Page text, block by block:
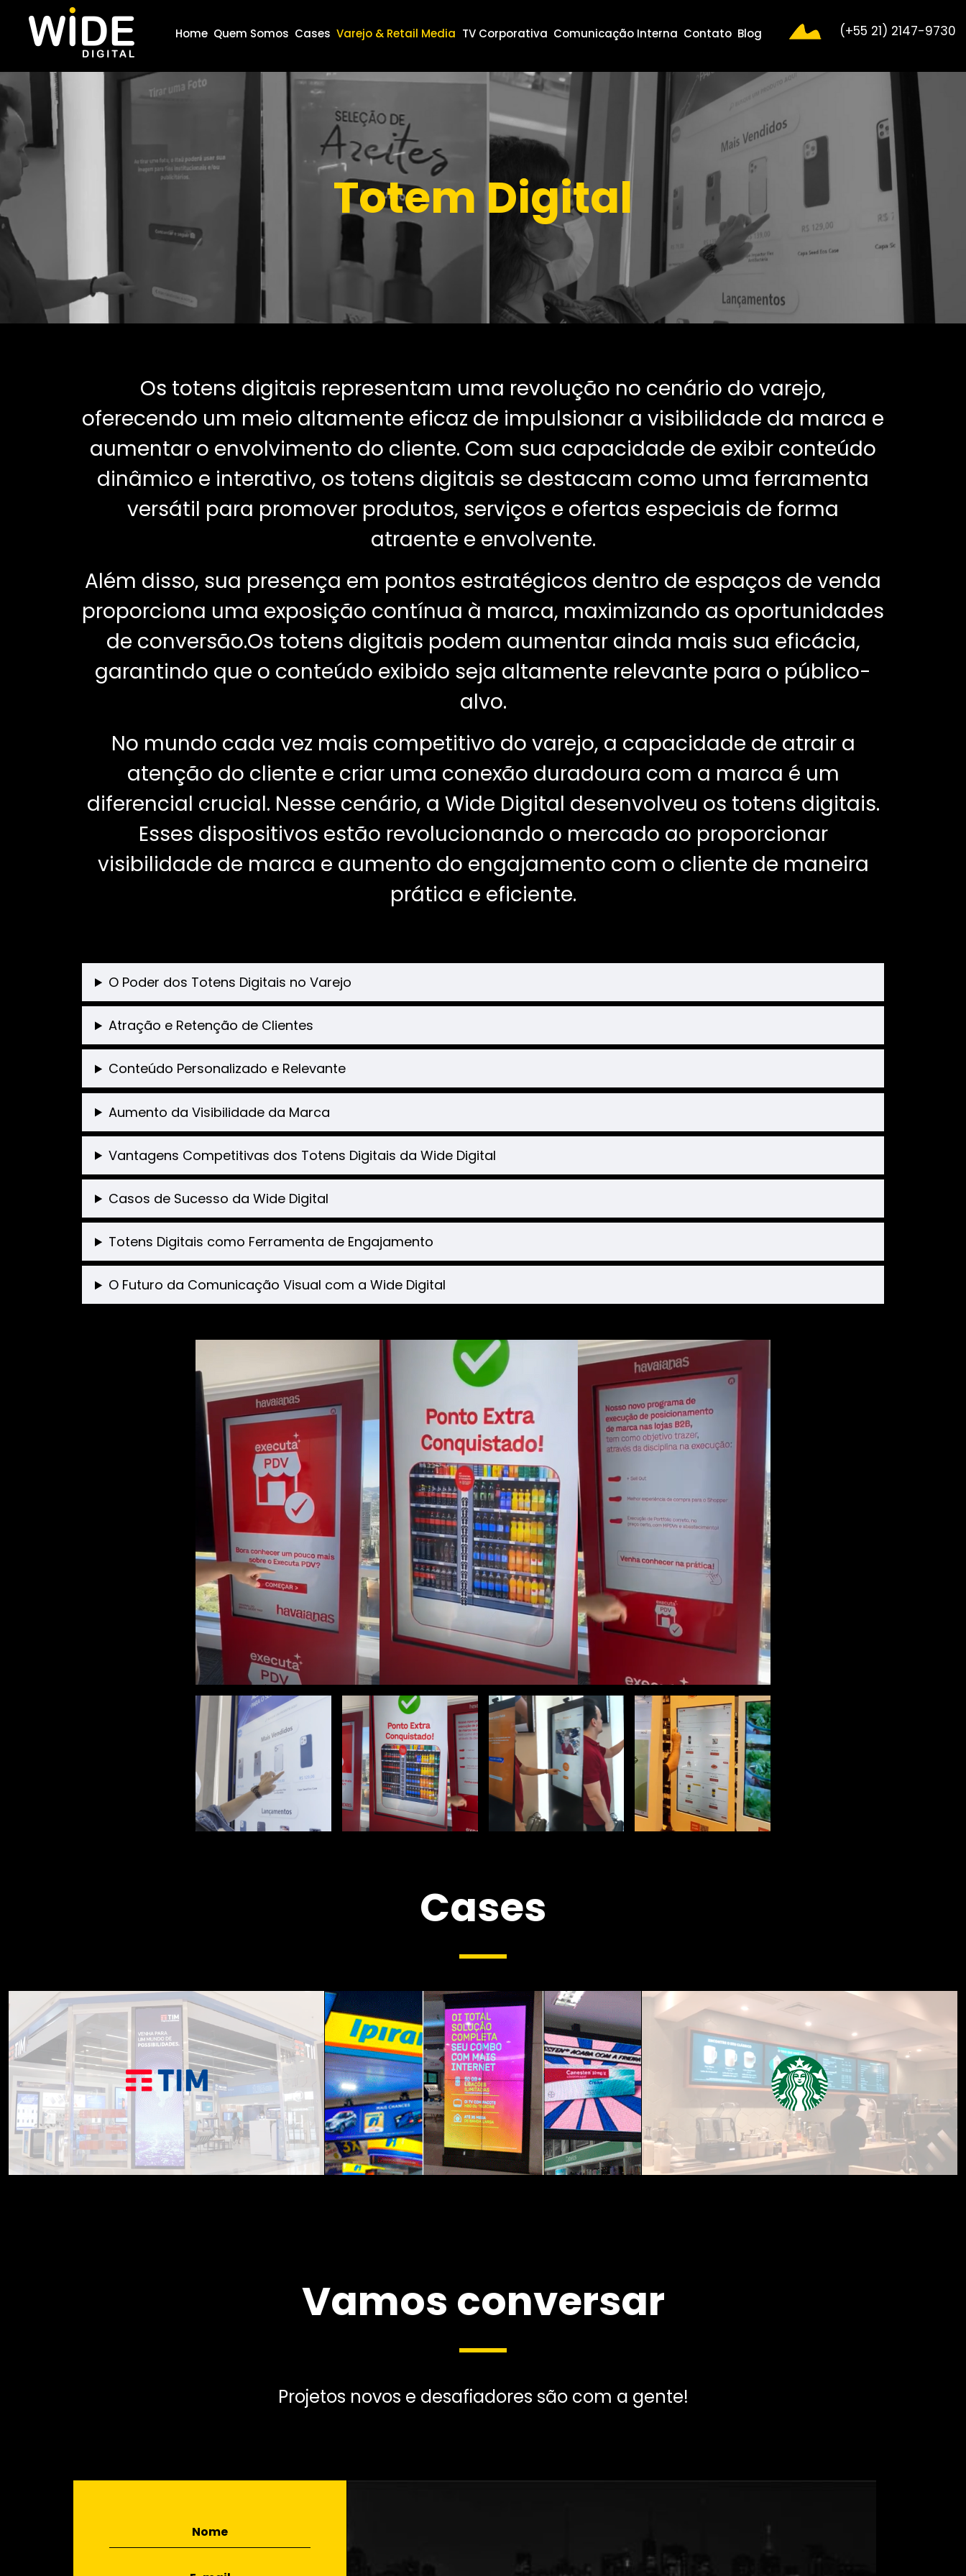
Home Quem Somos Cases Varejo & Retail Media TV Corporativa Comunicação Interna Contato Blog (+55 21) 2147-9730
Totem Digital
Os totens digitais representam uma revolução no cenário do varejo,
oferecendo um meio altamente eficaz de impulsionar a visibilidade da marca e
aumentar o envolvimento do cliente. Com sua capacidade de exibir conteúdo
dinâmico e interativo, os totens digitais se destacam como uma ferramenta
versátil para promover produtos, serviços e ofertas especiais de forma
atraente e envolvente.
Além disso, sua presença em pontos estratégicos dentro de espaços de venda
proporciona uma exposição contínua à marca, maximizando as oportunidades
de conversão.Os totens digitais podem aumentar ainda mais sua eficácia,
garantindo que o conteúdo exibido seja altamente relevante para o público-
alvo.
No mundo cada vez mais competitivo do varejo, a capacidade de atrair a
atenção do cliente e criar uma conexão duradoura com a marca é um
diferencial crucial. Nesse cenário, a Wide Digital desenvolveu os totens digitais.
Esses dispositivos estão revolucionando o mercado ao proporcionar
visibilidade de marca e aumento do engajamento com o cliente de maneira
prática e eficiente.
O Poder dos Totens Digitais no Varejo
Atração e Retenção de Clientes
Conteúdo Personalizado e Relevante
Aumento da Visibilidade da Marca
Vantagens Competitivas dos Totens Digitais da Wide Digital
Casos de Sucesso da Wide Digital
Totens Digitais como Ferramenta de Engajamento
O Futuro da Comunicação Visual com a Wide Digital
Cases
Vamos conversar
Projetos novos e desafiadores são com a gente!